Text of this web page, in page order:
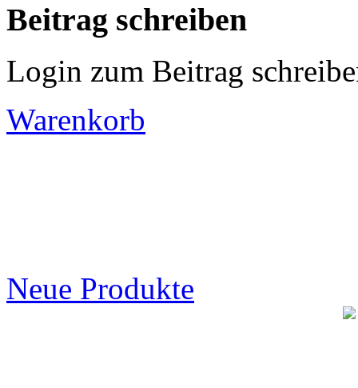
Beitrag schreiben
Login zum Beitrag
Warenkorb
Neue Produkte